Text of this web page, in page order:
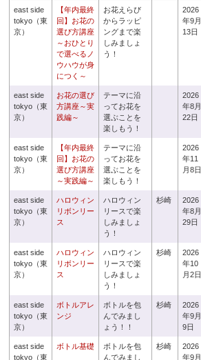
east side
tokyo（東
京）
【年内最終
回】お花の
選び方講座
～おひとり
で選べるノ
ウハウが身
につく～
お花えらび
からラッピ
ングまで楽
しみましょ
う！
2026
年9月
13日
east side
tokyo（東
京）
お花の選び
方講座～実
践編～
テーマに沿
ってお花を
選ぶことを
楽しもう！
2026
年8月
22日
east side
tokyo（東
京）
【年内最終
回】お花の
選び方講座
～実践編～
テーマに沿
ってお花を
選ぶことを
楽しもう！
2026
年11
月8日
east side
tokyo（東
京）
ハロウィン
リボンリー
ス
ハロウィン
リースで楽
しみましょ
う！
杉崎
2026
年8月
29日
east side
tokyo（東
京）
ハロウィン
リボンリー
ス
ハロウィン
リースで楽
しみましょ
う！
杉崎
2026
年10
月2日
east side
tokyo（東
京）
ボトルアレ
ンジ
ボトルを包
んでみまし
ょう！！
杉崎
2026
年9月
9日
east side
tokyo（東
ボトル基礎
ボトルを包
んでみまし
杉崎
2026
年9月